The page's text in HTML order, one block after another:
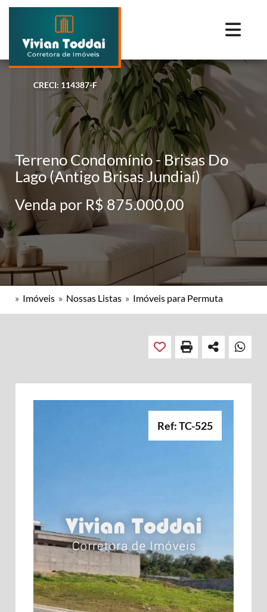
CRECI: 114387-F
Terreno Condomínio - Brisas Do
Lago (Antigo Brisas Jundiaí)
Venda por R$ 875.000,00
» Imóveis » Nossas Listas » Imóveis para Permuta
Ref: TC-525